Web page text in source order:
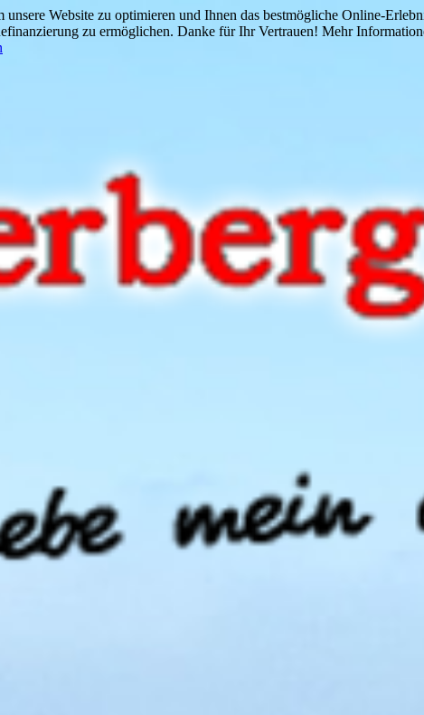
Website zu optimieren und Ihnen das bestmögliche Online-
zu ermöglichen. Danke für Ihr Vertrauen! Mehr